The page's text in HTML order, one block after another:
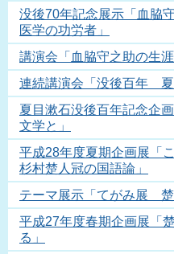
没後70年記念展示「血脇
医学の功労者」
講演会「血脇守之助の生涯
連続講演会「没後百年 夏
夏目漱石没後百年記念企
文学と」
平成28年度夏期企画展「
杉村楚人冠の国語論」
テーマ展示「てがみ展 楚
平成27年度春期企画展「
る」